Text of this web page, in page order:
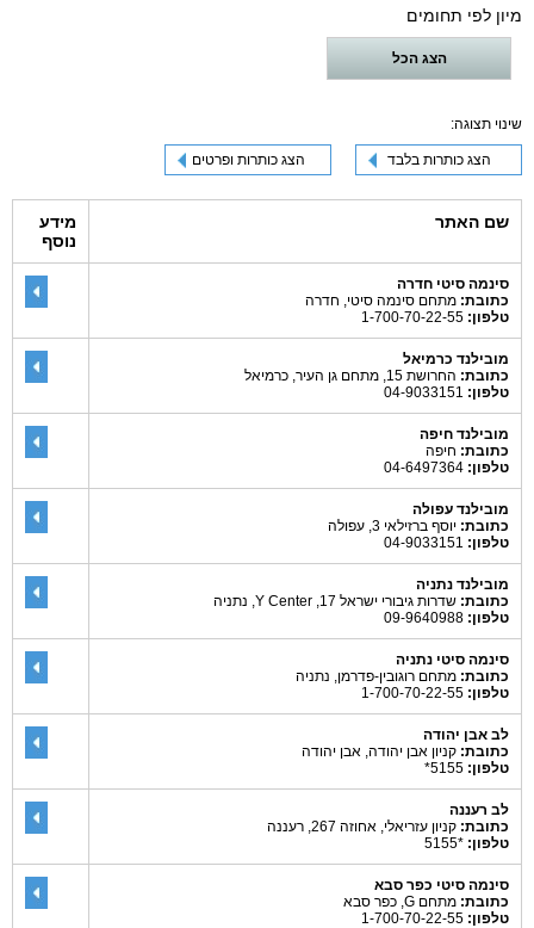
מיון לפי תחומים
הצג הכל
שינוי תצוגה:
הצג כותרות בלבד הצג כותרות ופרטים
שם האתר
מידע
נוסף
סינמה סיטי חדרה
כתובת: מתחם סינמה סיטי, חדרה
טלפון:
מובילנד כרמיאל
כתובת: החרושת 15, מתחם גן העיר, כרמיאל
טלפון:
מובילנד חיפה
כתובת: חיפה
טלפון:
מובילנד עפולה
כתובת: יוסף ברזילאי 3, עפולה
טלפון:
מובילנד נתניה
כתובת: שדרות גיבורי ישראל 17, Y Center, נתניה
טלפון:
סינמה סיטי נתניה
כתובת: מתחם רוגובין-פדרמן, נתניה
טלפון:
לב אבן יהודה
כתובת: קניון אבן יהודה, אבן יהודה
טלפון:
לב רעננה
כתובת: קניון עזריאלי, אחוזה 267, רעננה
טלפון: *5155
סינמה סיטי כפר סבא
כתובת: מתחם G, כפר סבא
טלפון: